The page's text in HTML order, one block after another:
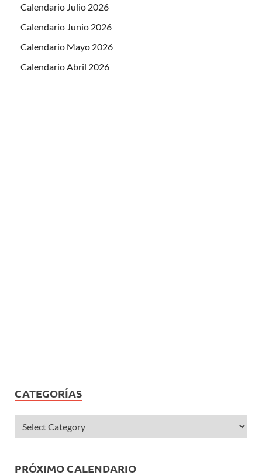
Calendario Julio 2026
Calendario Junio 2026
Calendario Mayo 2026
Calendario Abril 2026
CATEGORÍAS
PRÓXIMO CALENDARIO